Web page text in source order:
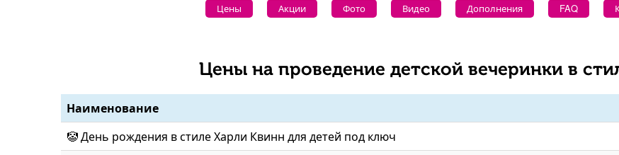
Цены Акции Фото Видео Дополнения FAQ
Цены на проведение детской вечеринки в
Наименование
🤡 День рождения в стиле Харли Квинн для детей под ключ